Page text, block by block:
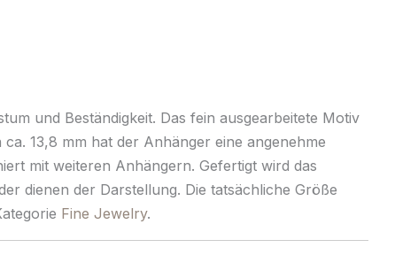
und Beständigkeit. Das fein ausgearbeitete Motiv
13,8 mm hat der Anhänger eine angenehme
mit weiteren Anhängern. Gefertigt wird das
dienen der Darstellung. Die tatsächliche Größe
Fine Jewelry.